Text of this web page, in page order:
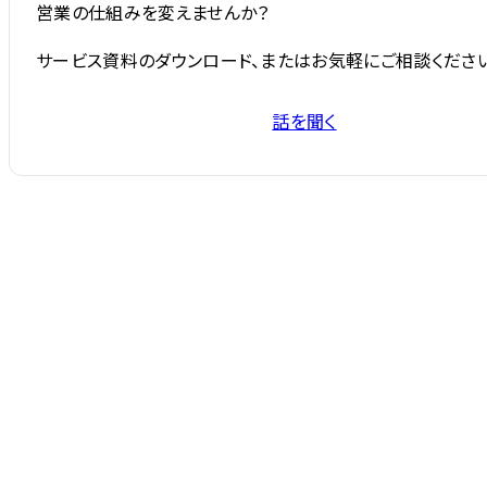
営業の仕組みを変えませんか？
サービス資料のダウンロード、またはお気軽にご相談くださ
話を聞く